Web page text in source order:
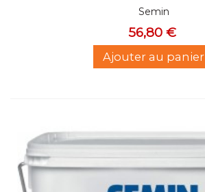
Semin
56,80 €
Ajouter au panier